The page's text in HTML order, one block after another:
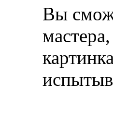
Вы